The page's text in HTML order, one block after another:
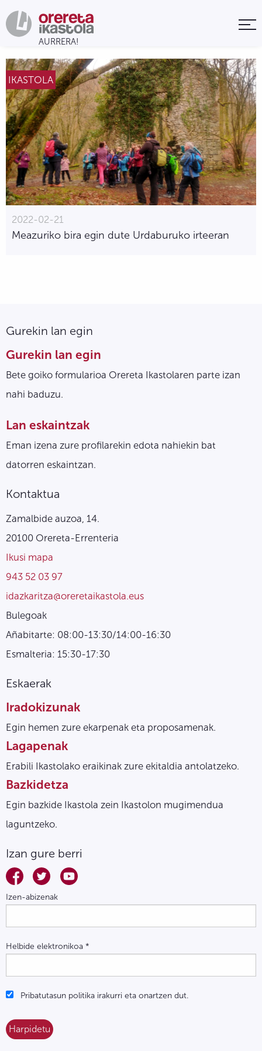
IKASTOLA
2022-02-21
Meazuriko bira egin dute Urdaburuko irteeran
Gurekin lan egin
Gurekin lan egin
Bete goiko formularioa Orereta Ikastolaren parte izan
nahi baduzu.
Lan eskaintzak
Eman izena zure profilarekin edota nahiekin bat
datorren eskaintzan.
Kontaktua
Zamalbide auzoa, 14.
20100 Orereta-Errenteria
Ikusi mapa
943 52 03 97
idazkaritza@oreretaikastola.eus
Bulegoak
Añabitarte: 08:00-13:30/14:00-16:30
Esmalteria: 15:30-17:30
Eskaerak
Iradokizunak
Egin hemen zure ekarpenak eta proposamenak.
Lagapenak
Erabili Ikastolako eraikinak zure ekitaldia antolatzeko.
Bazkidetza
Egin bazkide Ikastola zein Ikastolon mugimendua
laguntzeko.
Izan gure berri
Izen-abizenak
Helbide elektronikoa *
Pribatutasun politika irakurri eta onartzen dut.